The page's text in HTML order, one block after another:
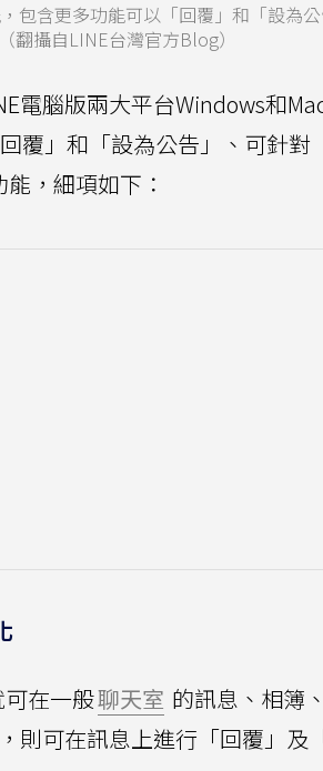
包含更多功能可以「回覆」和「設為
翻攝自LINE台灣官方Blog）
電腦版兩大平台Windows和
覆」和「設為公告」、可針對
能，細項如下：
在一般聊天室 的訊息、相簿
則可在訊息上進行「回覆」